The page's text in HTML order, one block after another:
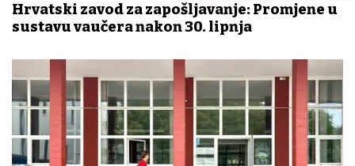
Hrvatski zavod za zapošljavanje: Promjene u
sustavu vaučera nakon 30. lipnja